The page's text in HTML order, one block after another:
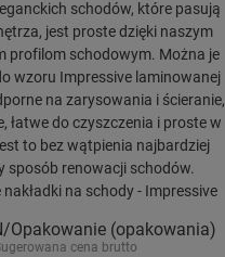
schodów, które pasują
jest proste dzięki naszym
profilom schodowym. Można je
wzoru Impressive laminowanej
na zarysowania i ścieranie,
łatwe do czyszczenia i proste w
to bez wątpienia najbardziej
sposób renowacji schodów.
na schody - Impressive
Opakowanie (opakowania)
cena brutto